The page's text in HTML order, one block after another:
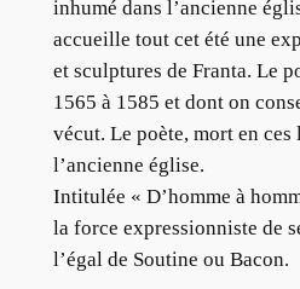
inhumé dans l’ancienne
accueille tout cet été une
et sculptures de Franta. Le
1565 à 1585 et dont on
vécut. Le poète, mort en
l’ancienne église.
Intitulée « D’homme à
la force expressionniste de
l’égal de Soutine ou Bacon.